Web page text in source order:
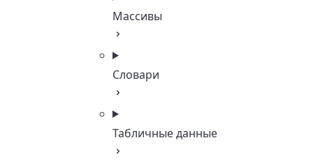
Массивы
Словари
Табличные данные